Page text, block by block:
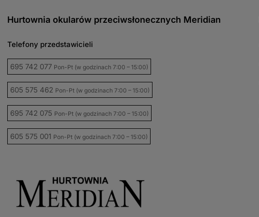
Hurtownia okularów przeciwsłonecznych Meridian
Telefony przedstawicieli
695 742 077 Pon-Pt (w godzinach 7:00 – 15:00)
605 575 462 Pon-Pt (w godzinach 7:00 – 15:00)
695 742 075 Pon-Pt (w godzinach 7:00 – 15:00)
605 575 001 Pon-Pt (w godzinach 7:00 – 15:00)